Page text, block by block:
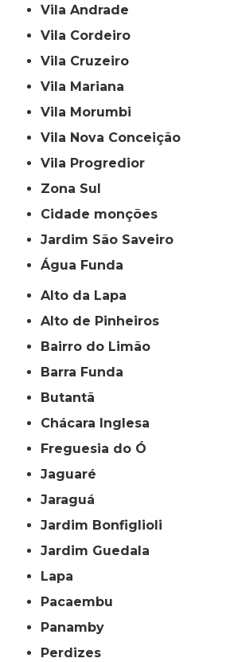
Vila Andrade
Vila Cordeiro
Vila Cruzeiro
Vila Mariana
Vila Morumbi
Vila Nova Conceição
Vila Progredior
Zona Sul
cidade monções
jardim São Saveiro
Água Funda
Alto da Lapa
Alto de Pinheiros
Bairro do Limão
Barra Funda
Butantã
Chácara Inglesa
Freguesia do Ó
Jaguaré
Jaraguá
Jardim Bonfiglioli
Jardim Guedala
Lapa
Pacaembu
Panamby
Perdizes